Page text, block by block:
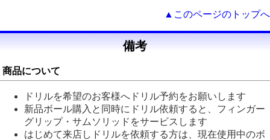
▲このページのトップへ
備考
商品について
ドリルを希望のお客様へドリル予約をお願いします
新品ボール購入と同時にドリル依頼すると、フィンガー
グリップ・サムソリッドをサービスします
はじめて来店しドリルを依頼する方は、現在使用中のボ